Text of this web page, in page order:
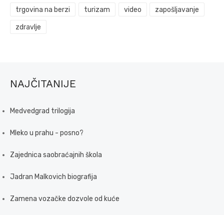
trgovina na berzi turizam video zapošljavanje
zdravlje
NAJČITANIJE
Medvedgrad trilogija
Mleko u prahu - posno?
Zajednica saobraćajnih škola
Jadran Malkovich biografija
Zamena vozačke dozvole od kuće